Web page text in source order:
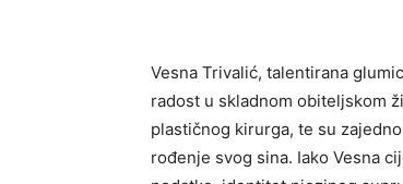
Vesna Trivalić, talentirana
radost u skladnom obiteljskom
plastičnog kirurga, te su
rođenje svog sina. Iako Vesna